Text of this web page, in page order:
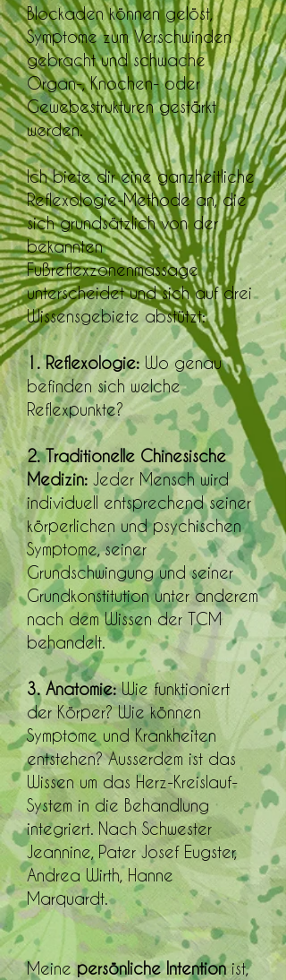
Blockaden können gelöst,
Symptome zum Verschwinden
gebracht und schwache
Organ-, Knochen- oder
Gewebestrukturen gestärkt
werden.
Ich biete dir eine ganzheitliche
Reflexologie-Methode an, die
sich grundsätzlich von der
bekannten
Fußreflexzonenmassage
unterscheidet und sich auf drei
Wissensgebiete abstützt:
1. Reflexologie: Wo genau
befinden sich welche
Reflexpunkte?
2. Traditionelle Chinesische
Medizin: Jeder Mensch wird
individuell entsprechend seiner
körperlichen und psychischen
Symptome, seiner
Grundschwingung und seiner
Grundkonstitution unter anderem
nach dem Wissen der TCM
behandelt.
3. Anatomie:Wie funktioniert
der Körper? Wie können
Symptome und Krankheiten
entstehen? Ausserdem ist das
Wissen um das Herz-Kreislauf-
System in die Behandlung
integriert. Nach Schwester
Jeannine, Pater Josef Eugster,
Andrea Wirth, Hanne
Marquardt.
Meinepersönliche Intentionist,